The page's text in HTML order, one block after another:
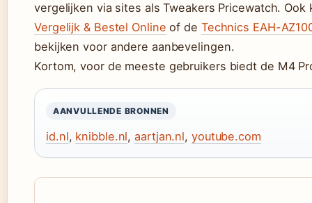
vergelijken via sites als Tweakers Pricewatch. Ook
Vergelijk & Bestel Online of de Technics EAH-
bekijken voor andere aanbevelingen.
Kortom, voor de meeste gebruikers biedt de M4
AANVULLENDE BRONNEN
id.nl, knibble.nl,aartjan.nl, youtube.com